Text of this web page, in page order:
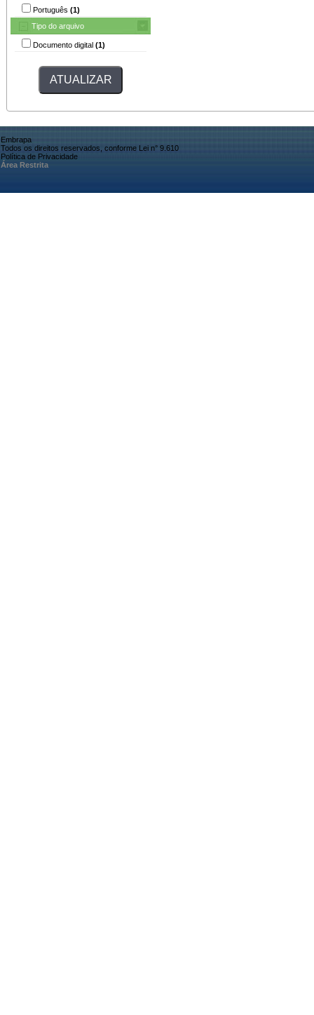
Português (1)
Tipo do arquivo
Documento digital (1)
Embrapa
Todos os direitos reservados, conforme Lei n° 9.610
Política de Privacidade
Área Restrita